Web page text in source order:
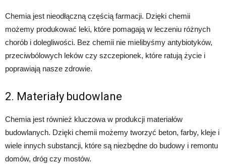
Chemia jest nieodłączną częścią farmacji. Dzięki chemii
możemy produkować leki, które pomagają w leczeniu różnych
chorób i dolegliwości. Bez chemii nie mielibyśmy antybiotyków,
przeciwbólowych leków czy szczepionek, które ratują życie i
poprawiają nasze zdrowie.
2. Materiały budowlane
Chemia jest również kluczowa w produkcji materiałów
budowlanych. Dzięki chemii możemy tworzyć beton, farby, kleje i
wiele innych substancji, które są niezbędne do budowy i remontu
domów, dróg czy mostów.